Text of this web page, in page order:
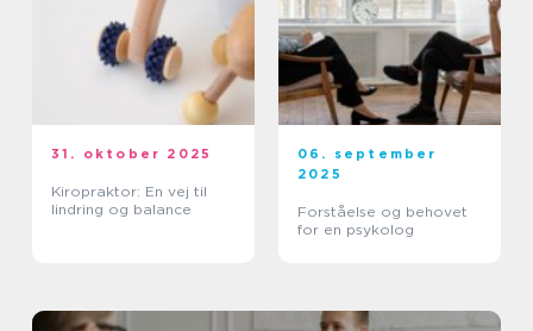
31. oktober 2025
Kiropraktor: En vej til
lindring og balance
06. september
2025
Forståelse og behovet
for en psykolog